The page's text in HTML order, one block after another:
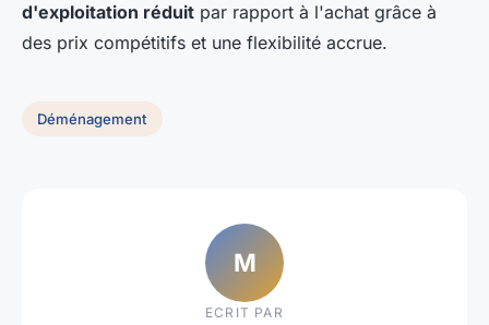
d'exploitation réduit par rapport à l'achat grâce à
des prix compétitifs et une flexibilité accrue.
Déménagement
M
ECRIT PAR